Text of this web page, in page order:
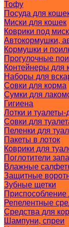
Тофу
Посуда для
Миски для кошек
Коврики под
Автокормушки,
Кормушки и
Прогулочные
Контейнеры для
Наборы для
Совки для корма
Сумки для
Гигиена
Лотки и туалеты-
Совки для
Пеленки для
Пакеты в лоток
Коврики для
Поглотители
Влажные
Защитные
Зубные щетки
Репелентные
Средства для
Шампуни, спреи